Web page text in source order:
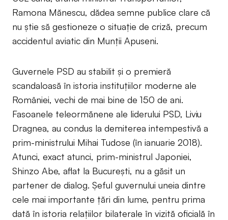
Ramona Mănescu, dădea semne publice clare că
nu ştie să gestioneze o situaţie de criză, precum
accidentul aviatic din Munţii Apuseni.
Guvernele PSD au stabilit şi o premieră
scandaloasă în istoria instituţiilor moderne ale
României, vechi de mai bine de 150 de ani.
Fasoanele teleormănene ale liderului PSD, Liviu
Dragnea, au condus la demiterea intempestivă a
prim-ministrului Mihai Tudose (în ianuarie 2018).
Atunci, exact atunci, prim-ministrul Japoniei,
Shinzo Abe, aflat la Bucureşti, nu a găsit un
partener de dialog. Şeful guvernului uneia dintre
cele mai importante ţări din lume, pentru prima
dată în istoria relaţiilor bilaterale în vizită oficială în